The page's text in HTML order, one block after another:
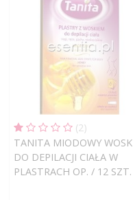
(2)
TANITA MIODOWY WOSK
DO DEPILACJI CIAŁA W
PLASTRACH OP. / 12 SZT.